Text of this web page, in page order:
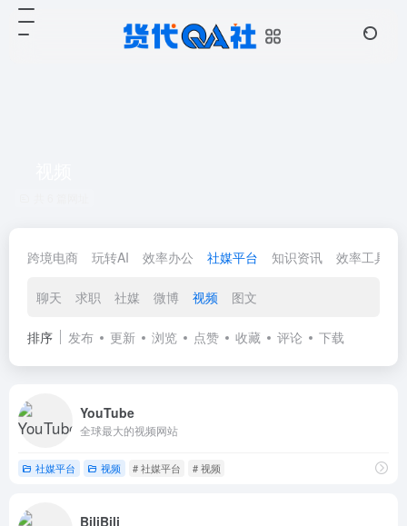
跨境电商 玩转AI 效率办公 社媒平台 知识资讯 效率工具
聊天 求职 社媒 微博 视频 图文
排序 发布 更新 浏览 点赞 收藏 评论 下载
YouTube
全球最大的视频网站
社媒平台 视频 # 社媒平台 # 视频
BiliBili